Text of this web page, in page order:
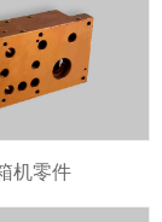
机零件